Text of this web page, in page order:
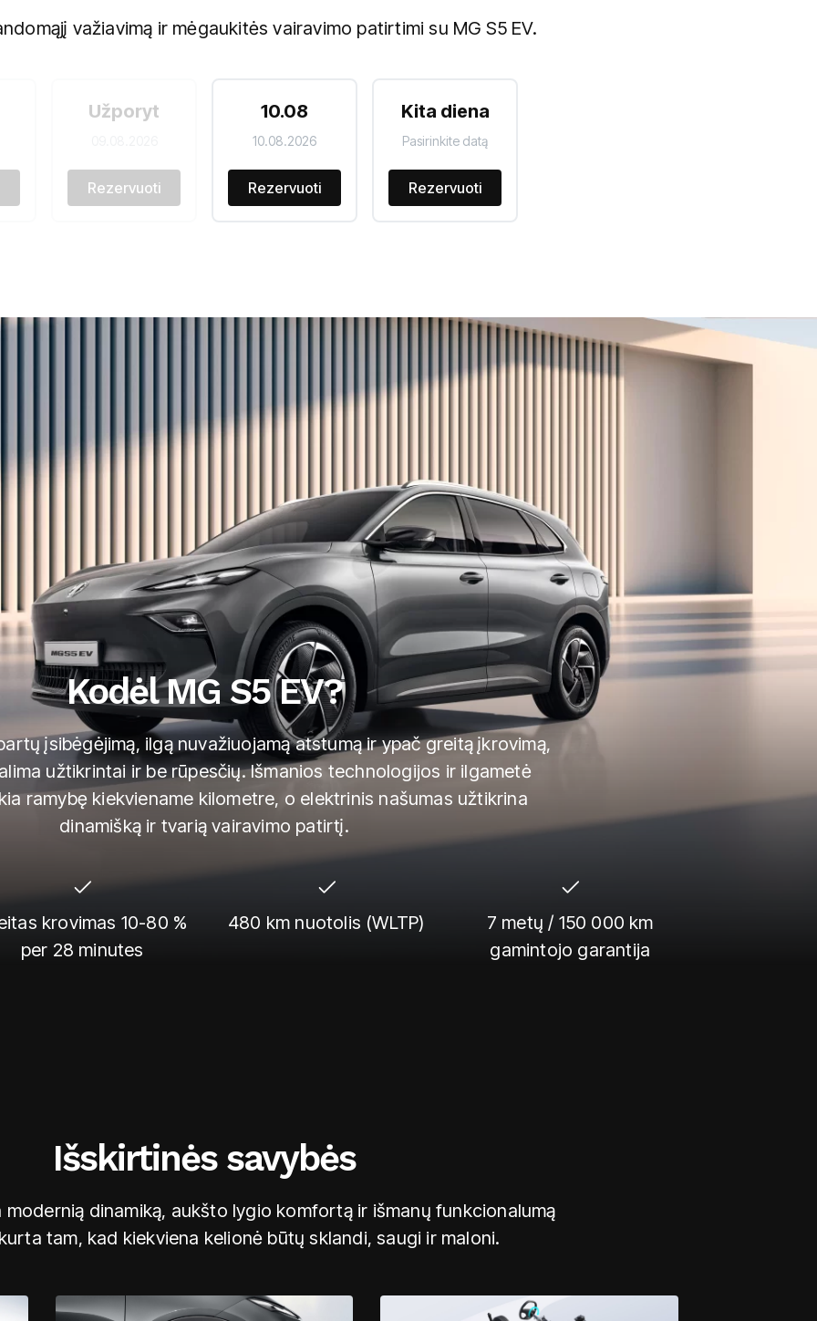
važiavimą ir mėgaukitės vairavimo patirtimi su MG S5 EV.
Užporyt
Rezervuoti
10.08
10.08.2026
Rezervuoti
Kita diena
Pasirinkite datą
Rezervuoti
Kodėl MG S5 EV?
įsibėgėjimą, ilgą nuvažiuojamą atstumą ir ypač greitą įkrovimą,
užtikrintai ir be rūpesčių. Išmanios technologijos ir ilgametė
ramybę kiekviename kilometre, o elektrinis našumas užtikrina
dinamišką ir tvarią vairavimo patirtį.
krovimas 10-80 %
per 28 minutes
480 km nuotolis (WLTP)
7 metų / 150 000 km
gamintojo garantija
Išskirtinės savybės
modernią dinamiką, aukšto lygio komfortą ir išmanų funkcionalumą
tam, kad kiekviena kelionė būtų sklandi, saugi ir maloni.